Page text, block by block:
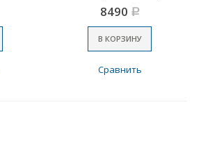
8490 Р
В КОРЗИНУ
Сравнить